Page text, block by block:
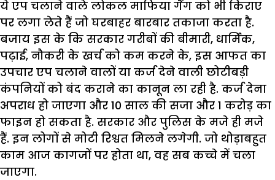
ये एप चलाने वाले लोकल माफिया गैंग को भी किराए
पर लगा लेते हैं जो घरबाहर बारबार तकाजा करता है.
बजाय इस के कि सरकार गरीबों की बीमारी, धार्मिक,
पढ़ाई, नौकरी के खर्च को कम करने के, इस आफत का
उपचार एप चलाने वालों या कर्ज देने वाली छोटीबड़ी
कंपनियों को बंद कराने का कानून ला रही है. कर्ज देना
अपराध हो जाएगा और 10 साल की सजा और 1 करोड़ का
फाइन हो सकता है. सरकार और पुलिस के मजे ही मजे
हैं. इन लोगों से मोटी रिश्वत मिलने लगेगी. जो थोड़ाबहुत
काम आज कागजों पर होता था, वह सब कच्चे में चला
जाएगा.